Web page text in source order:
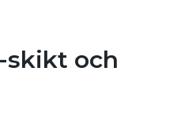
skikt och